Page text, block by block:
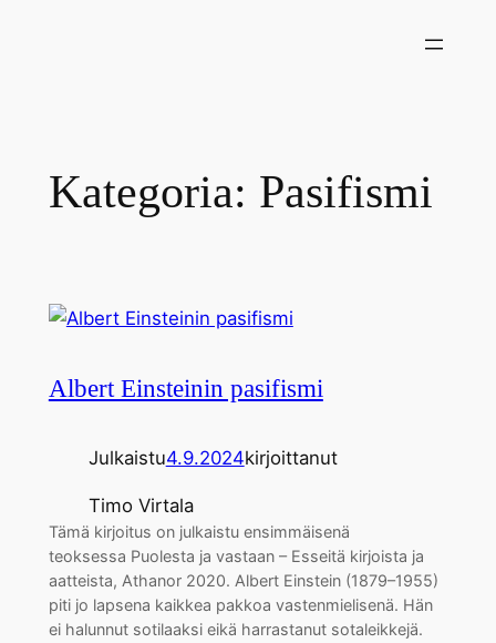
Kategoria: Pasifismi
Albert Einsteinin pasifismi
Julkaistu4.9.2024kirjoittanut
Timo Virtala
Tämä kirjoitus on julkaistu ensimmäisenä
teoksessa Puolesta ja vastaan – Esseitä kirjoista ja
aatteista, Athanor 2020. Albert Einstein (1879–1955)
piti jo lapsena kaikkea pakkoa vastenmielisenä. Hän
ei halunnut sotilaaksi eikä harrastanut sotaleikkejä.